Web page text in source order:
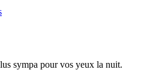
sympa pour vos yeux la nuit.